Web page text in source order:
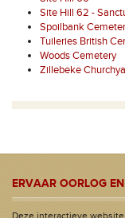
Site Hill 62 -
Spoilbank
Tuileries British
Woods Cemetery
Zillebeke
ERVAAR OORLOG
Deze interactieve